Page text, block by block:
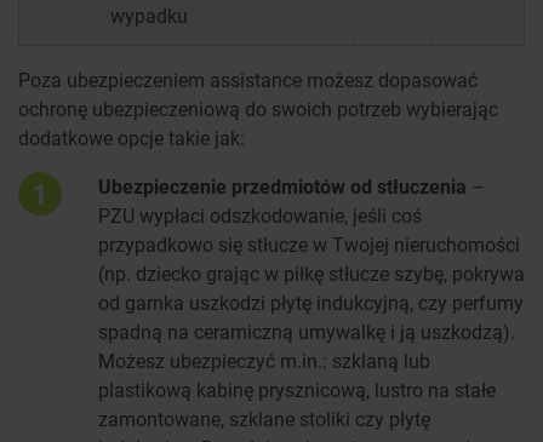
wypadku
Poza ubezpieczeniem assistance możesz dopasować
ochronę ubezpieczeniową do swoich potrzeb wybierając
dodatkowe opcje takie jak:
1 Ubezpieczenie przedmiotów od stłuczenia –
PZU wypłaci odszkodowanie, jeśli coś
przypadkowo się stłucze w Twojej nieruchomości
(np. dziecko grając w piłkę stłucze szybę, pokrywa
od garnka uszkodzi płytę indukcyjną, czy perfumy
spadną na ceramiczną umywalkę i ją uszkodzą).
Możesz ubezpieczyć m.in.: szklaną lub
plastikową kabinę prysznicową, lustro na stałe
zamontowane, szklane stoliki czy płytę